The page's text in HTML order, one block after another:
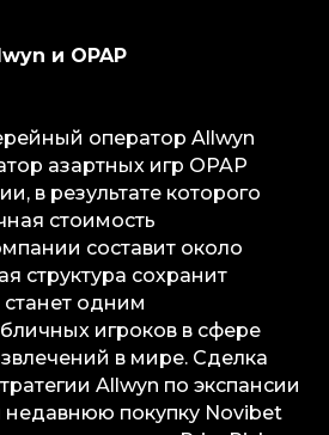
и OPAP
оператор Allwyn
азартных игр OPAP
в результате которого
стоимость
составит около
структура сохранит
одним
игроков в сфере
в мире. Сделка
Allwyn по экспансии
недавнюю покупку Novibet